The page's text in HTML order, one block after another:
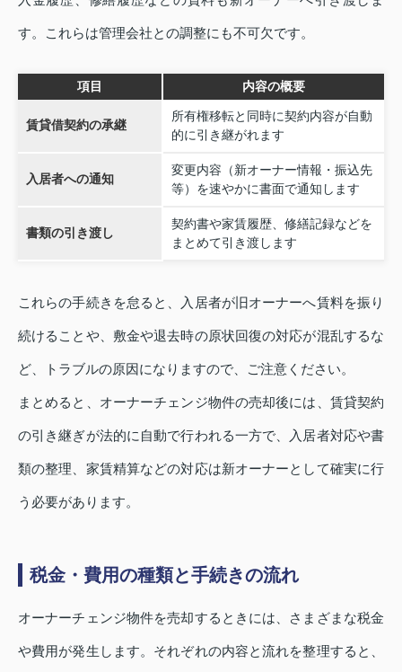
す。これらは管理会社との調整にも不可欠です。
項目 内容の概要
賃貸借契約の承継
所有権移転と同時に契約内容が自動
的に引き継がれます
入居者への通知
変更内容（新オーナー情報・振込先
等）を速やかに書面で通知します
書類の引き渡し
契約書や家賃履歴、修繕記録などを
まとめて引き渡します
これらの手続きを怠ると、入居者が旧オーナーへ賃料を振り
続けることや、敷金や退去時の原状回復の対応が混乱するな
ど、トラブルの原因になりますので、ご注意ください。
まとめると、オーナーチェンジ物件の売却後には、賃貸契約
の引き継ぎが法的に自動で行われる一方で、入居者対応や書
類の整理、家賃精算などの対応は新オーナーとして確実に行
う必要があります。
税金・費用の種類と手続きの流れ
オーナーチェンジ物件を売却するときには、さまざまな税金
や費用が発生します。それぞれの内容と流れを整理すると、